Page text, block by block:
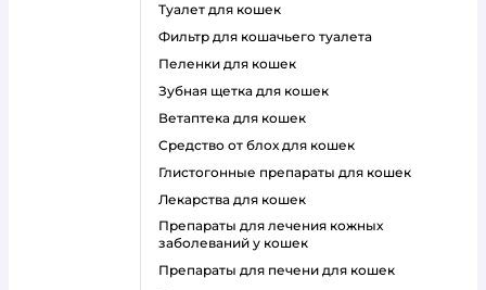
туалет для кошек
фильтр для кошачьего туалета
пеленки для кошек
зубная щетка для кошек
ветаптека для кошек
средство от блох для кошек
глистогонные препараты для кошек
лекарства для кошек
препараты для лечения кожных
заболеваний у кошек
препараты для печени для кошек